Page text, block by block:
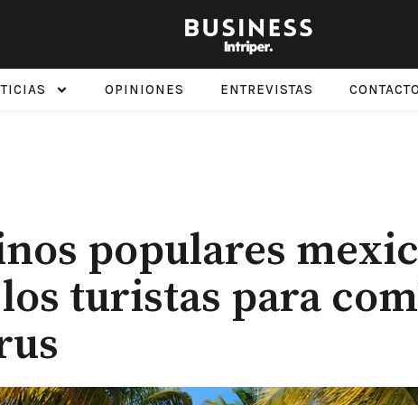
OPINIONES ENTREVISTAS CONTACTO
populares
turistas para